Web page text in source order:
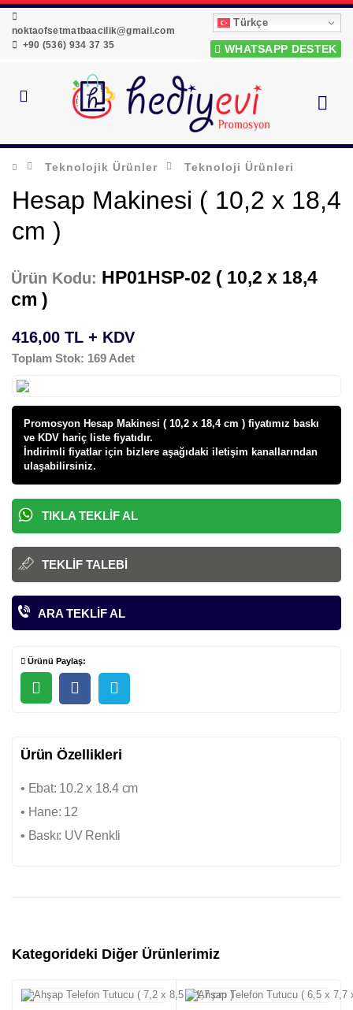
noktaofsetmatbaacilik@gmail.com
+90 (536) 934 37 35
Türkçe
WHATSAPP DESTEK
Teknolojik Ürünler Teknoloji Ürünleri
Hesap Makinesi ( 10,2 x 18,4
cm )
Ürün Kodu: HP01HSP-02 ( 10,2 x 18,4
cm )
416,00 TL + KDV
Toplam Stok: 169 Adet
Promosyon Hesap Makinesi ( 10,2 x 18,4 cm ) fiyatımız baskı
ve KDV hariç liste fiyatıdır.
İndirimli fiyatlar için bizlere aşağıdaki iletişim kanallarından
ulaşabilirsiniz.
TIKLA TEKLIF AL
TEKLIF TALEBI
ARA TEKLIF AL
Ürünü Paylaş:
Ürün Özellikleri
• Ebat: 10.2 x 18.4 cm
• Hane: 12
• Baskı: UV Renkli
Kategorideki Diğer Ürünlerimiz